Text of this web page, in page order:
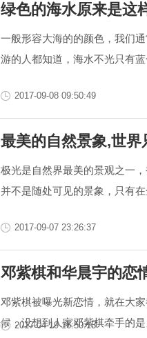
绿色的海水原来是这
一般形容大海的的颜色，我们
游的人都知道，海水不光只有
2017-09-08 09:50:49
最美的自然景象,世界
极光是自然界最美的景观之一
并不是随处可见的景象，只有
2017-09-07 23:26:37
邓紫棋和华晨宇的恋
邓紫棋被曝光新恋情，就在大
候，没想到人家邓紫棋牵手的
2017-04-19 16:50:15